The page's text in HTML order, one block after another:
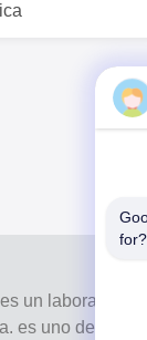
un laboratorio
es uno de los
for?